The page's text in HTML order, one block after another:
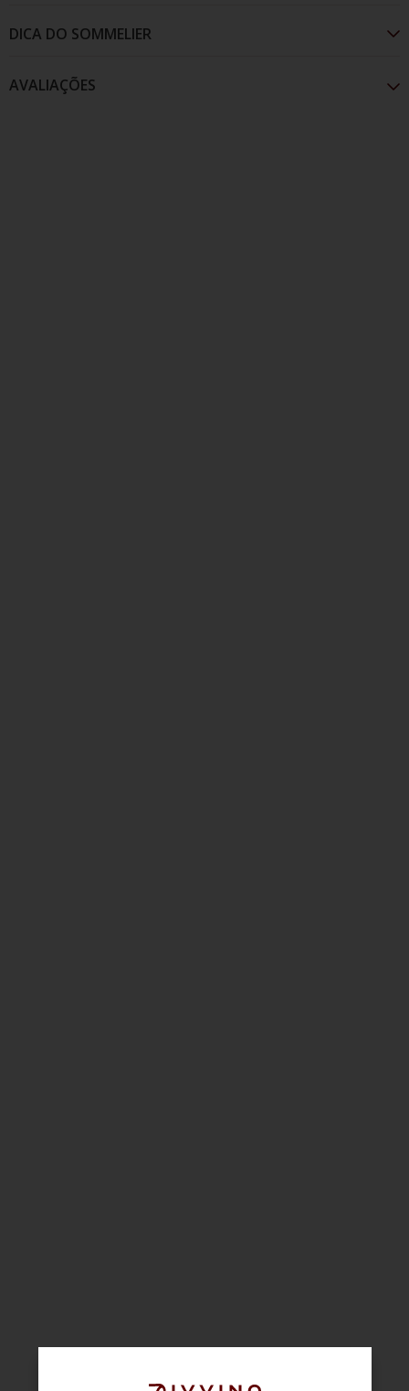
Com tom vermelho intenso, traz no aroma ameixas
AVALIAÇÕES